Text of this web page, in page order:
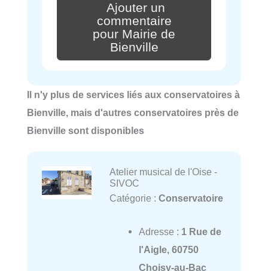
Ajouter un
commentaire
pour Mairie de
Bienville
Il n'y plus de services liés aux conservatoires à
Bienville, mais d'autres conservatoires près de
Bienville sont disponibles
Atelier musical de l'Oise -
SIVOC
Catégorie : Conservatoire
Adresse : 1 Rue de
l'Aigle, 60750
Choisy-au-Bac